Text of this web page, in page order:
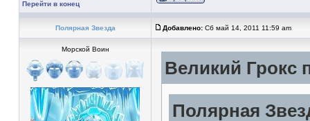
Перейти в конец
Полярная Звезда Добавлено: Сб май 14, 2011 11:59 am
Морской Воин
Великий Грокс
Полярная